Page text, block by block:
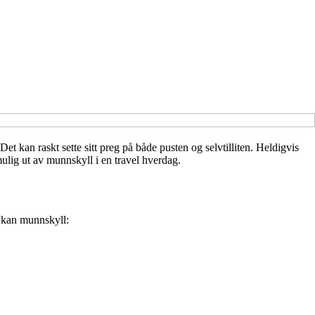
kan raskt sette sitt preg på både pusten og selvtilliten. Heldigvis
ut av munnskyll i en travel hverdag.
munnskyll: